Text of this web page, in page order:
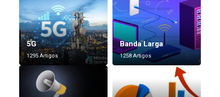
5G
1295 Artigos
Banda Larga
1258 Artigos